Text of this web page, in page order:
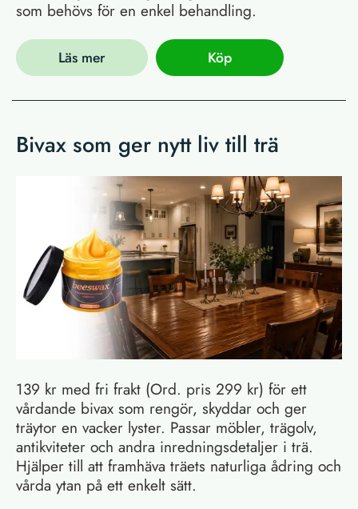
som behövs för en enkel behandling.
Läs mer Köp
Bivax som ger nytt liv till trä
139 kr med fri frakt (Ord. pris 299 kr) för ett
vårdande bivax som rengör, skyddar och ger
träytor en vacker lyster. Passar möbler, trägolv,
antikviteter och andra inredningsdetaljer i trä.
Hjälper till att framhäva träets naturliga ådring och
vårda ytan på ett enkelt sätt.